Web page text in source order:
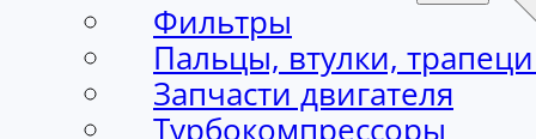
Фильтры
Пальцы, втулки,
Запчасти двигателя
Турбокомпрессоры